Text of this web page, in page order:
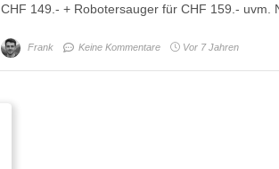
CHF 149.- + Robotersauger für CHF 159.- uvm.
Frank Keine Kommentare Vor 7 Jahren